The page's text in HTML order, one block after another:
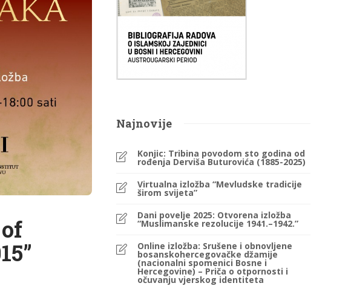
Najnovije
Konjic: Tribina povodom sto godina od
rođenja Derviša Buturovića (1885-2025)
Virtualna izložba “Mevludske tradicije
širom svijeta”
Dani povelje 2025: Otvorena izložba
“Muslimanske rezolucije 1941.–1942.”
Online izložba: Srušene i obnovljene
bosanskohercegovačke džamije
(nacionalni spomenici Bosne i
Hercegovine) – Priča o otpornosti i
očuvanju vjerskog identiteta